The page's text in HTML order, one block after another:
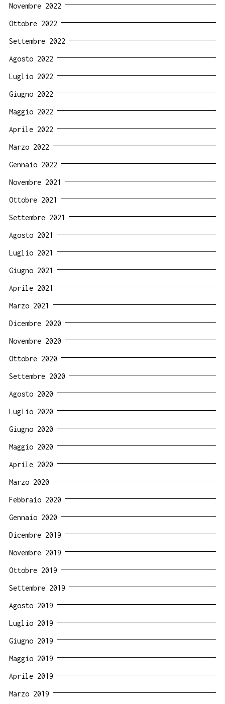
Novembre 2022
Ottobre 2022
Settembre 2022
Agosto 2022
Luglio 2022
Giugno 2022
Maggio 2022
Aprile 2022
Marzo 2022
Gennaio 2022
Novembre 2021
Ottobre 2021
Settembre 2021
Agosto 2021
Luglio 2021
Giugno 2021
Aprile 2021
Marzo 2021
Dicembre 2020
Novembre 2020
Ottobre 2020
Settembre 2020
Agosto 2020
Luglio 2020
Giugno 2020
Maggio 2020
Aprile 2020
Marzo 2020
Febbraio 2020
Gennaio 2020
Dicembre 2019
Novembre 2019
Ottobre 2019
Settembre 2019
Agosto 2019
Luglio 2019
Giugno 2019
Maggio 2019
Aprile 2019
Marzo 2019